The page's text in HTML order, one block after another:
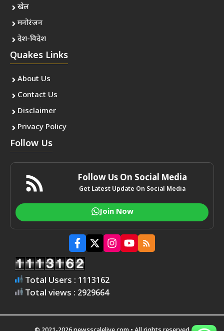
खेल
मनोरंजन
देश-विदेश
Quakes Links
About Us
Contact Us
Disclaimer
Privacy Policy
Follow Us
Follow Us On Social Media
Get Latest Update On Social Media
Join Now
Total Users : 1113162
Total views : 2929664